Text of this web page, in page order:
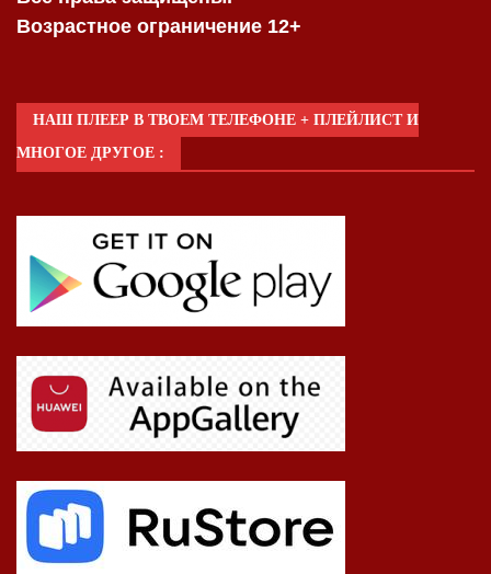
Возрастное ограничение 12+
НАШ ПЛЕЕР В ТВОЕМ ТЕЛЕФОНЕ + ПЛЕЙЛИСТ И
МНОГОЕ ДРУГОЕ :